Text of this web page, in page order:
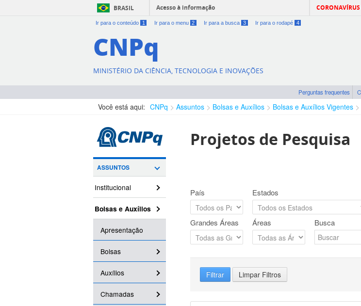
BRASIL Acesso à informação
Ir para o conteúdo 1 Ir para o menu 2 Ir para a busca 3 Ir para o rodapé 4
CNPq
MINISTÉRIO DA CIÊNCIA, TECNOLOGIA E INOVAÇÕES
Perguntas frequentes
Você está aqui: CNPq Assuntos Bolsas e Auxílios Bolsas e Auxílios Vigentes
ASSUNTOS
Institucional
Bolsas e Auxílios
Apresentação
Bolsas
Auxílios
Chamadas
Projetos de Pesquisa
País Estados
Grandes Áreas Áreas Busca
Filtrar Limpar Filtros